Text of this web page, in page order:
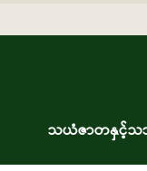
သယံဇာတနှင့်သဘ